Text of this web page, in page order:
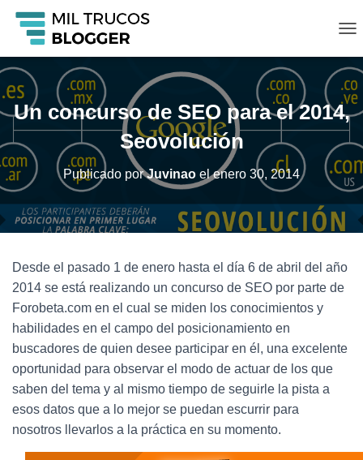
A
M
B
I
A
R
M
O
D
O
V
I
Un concurso de SEO para el 2014,
Seovolución
Publicado porJuvinao elenero 30, 2014
Desde el pasado 1 de enero hasta el día 6 de abril del año
2014 se está realizando un concurso de SEO por parte de
Forobeta.com en el cual se miden los conocimientos y
habilidades en el campo del posicionamiento en
buscadores de quien desee participar en él, una excelente
oportunidad para observar el modo de actuar de los que
saben del tema y al mismo tiempo de seguirle la pista a
esos datos que a lo mejor se puedan escurrir para
nosotros llevarlos a la práctica en su momento.